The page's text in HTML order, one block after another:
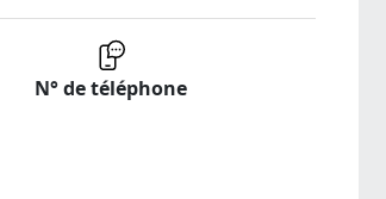
N° de téléphone